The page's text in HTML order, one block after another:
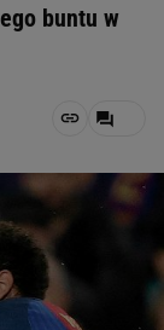
buntu w